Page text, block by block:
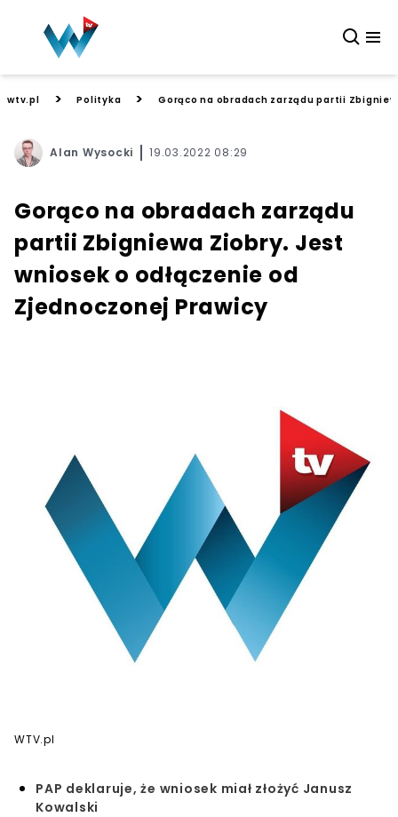
wtv.pl > Polityka > Gorąco na obradach zarządu partii
Alan Wysocki 19.03.2022 08:29
Gorąco na obradach zarządu
partii Zbigniewa Ziobry. Jest
wniosek o odłączenie od
Zjednoczonej Prawicy
WTV.pl
PAP deklaruje, że wniosek miał złożyć Janusz
Kowalski